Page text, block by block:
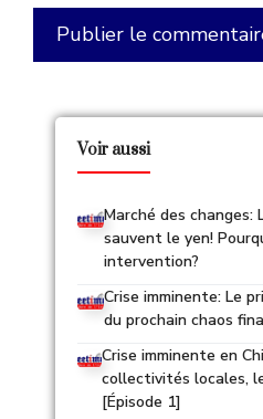
Voir aussi
Marché des changes:
sauvent le yen!
intervention?
Crise imminente: Le
du prochain chaos
Crise imminente en
collectivités locales,
[Épisode 1]